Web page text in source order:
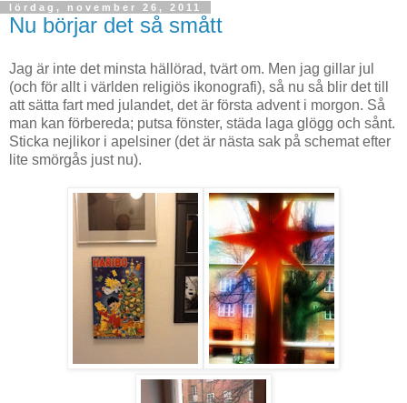
lördag, november 26, 2011
Nu börjar det så smått
Jag är inte det minsta hällörad, tvärt om. Men jag gillar jul
(och för allt i världen religiös ikonografi), så nu så blir det till
att sätta fart med julandet, det är första advent i morgon. Så
man kan förbereda; putsa fönster, städa laga glögg och sånt.
Sticka nejlikor i apelsiner (det är nästa sak på schemat efter
lite smörgås just nu).